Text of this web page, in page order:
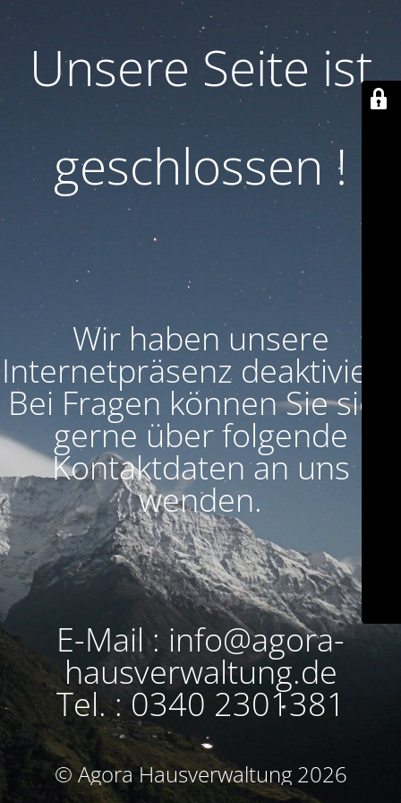
Unsere Seite ist
geschlossen !
Wir haben unsere
Internetpräsenz deaktiviert!
Bei Fragen können Sie sich
gerne über folgende
Kontaktdaten an uns
wenden.
E-Mail : info@agora-
hausverwaltung.de
Tel. : 0340 2301381
© Agora Hausverwaltung 2026